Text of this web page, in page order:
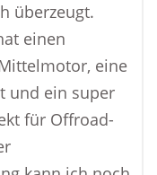
überzeugt.
einen
eine
und ein super
für Offroad-